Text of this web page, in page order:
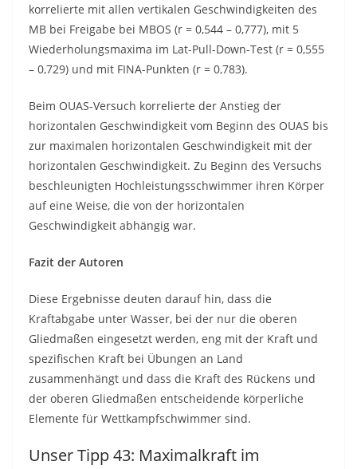
korrelierte mit allen vertikalen Geschwindigkeiten des
MB bei Freigabe bei MBOS (r = 0,544 – 0,777), mit 5
Wiederholungsmaxima im Lat-Pull-Down-Test (r = 0,555
– 0,729) und mit FINA-Punkten (r = 0,783).
Beim OUAS-Versuch korrelierte der Anstieg der
horizontalen Geschwindigkeit vom Beginn des OUAS bis
zur maximalen horizontalen Geschwindigkeit mit der
horizontalen Geschwindigkeit. Zu Beginn des Versuchs
beschleunigten Hochleistungsschwimmer ihren Körper
auf eine Weise, die von der horizontalen
Geschwindigkeit abhängig war.
Fazit der Autoren
Diese Ergebnisse deuten darauf hin, dass die
Kraftabgabe unter Wasser, bei der nur die oberen
Gliedmaßen eingesetzt werden, eng mit der Kraft und
spezifischen Kraft bei Übungen an Land
zusammenhängt und dass die Kraft des Rückens und
der oberen Gliedmaßen entscheidende körperliche
Elemente für Wettkampfschwimmer sind.
Unser Tipp 43: Maximalkraft im